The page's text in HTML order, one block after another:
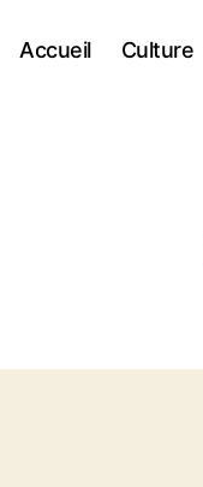
Accueil Culture